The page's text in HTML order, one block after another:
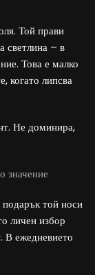
Той прави
светлина – в
Това е малко
когато липсва
Не доминира,
значение
той носи
личен избор
В ежедневието